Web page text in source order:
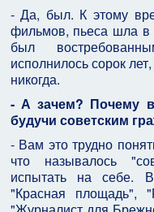
- Да, был. К этому
фильмов, пьеса шла
был
исполнилось сорок
никогда.
- А зачем? Почему
будучи советским
- Вам это трудно
что называлось
испытать на себе.
"Красная площадь",